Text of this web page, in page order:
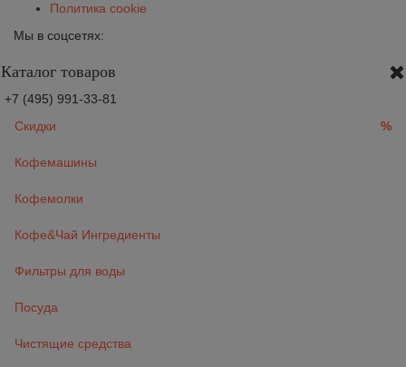
Политика cookie
Мы в соцсетях:
Каталог товаров
+7 (495) 991-33-81
Скидки
%
Кофемашины
Кофемолки
Кофе&Чай Ингредиенты
Фильтры для воды
Посуда
Чистящие средства